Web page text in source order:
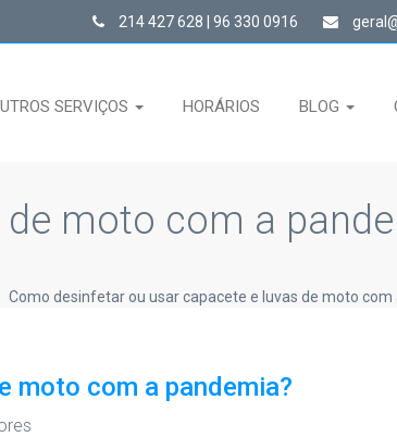
214 427 628 | 96 330 0916
SERVIÇOS HORÁRIOS BLOG
moto com a
Como desinfetar ou usar capacete e luvas de moto com
moto com a pandemia?